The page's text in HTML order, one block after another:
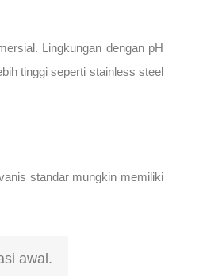
Lingkungan dengan pH
tinggi seperti stainless steel
standar mungkin memiliki
awal.